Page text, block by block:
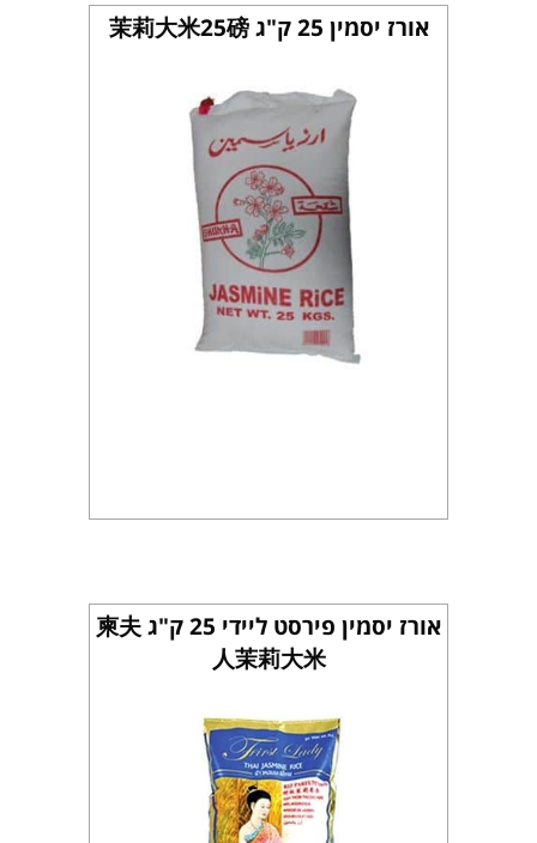
אורז יסמין 25 ק"ג 茉莉大米25磅
אורז יסמין פירסט ליידי 25 ק"ג 柬夫
人茉莉大米